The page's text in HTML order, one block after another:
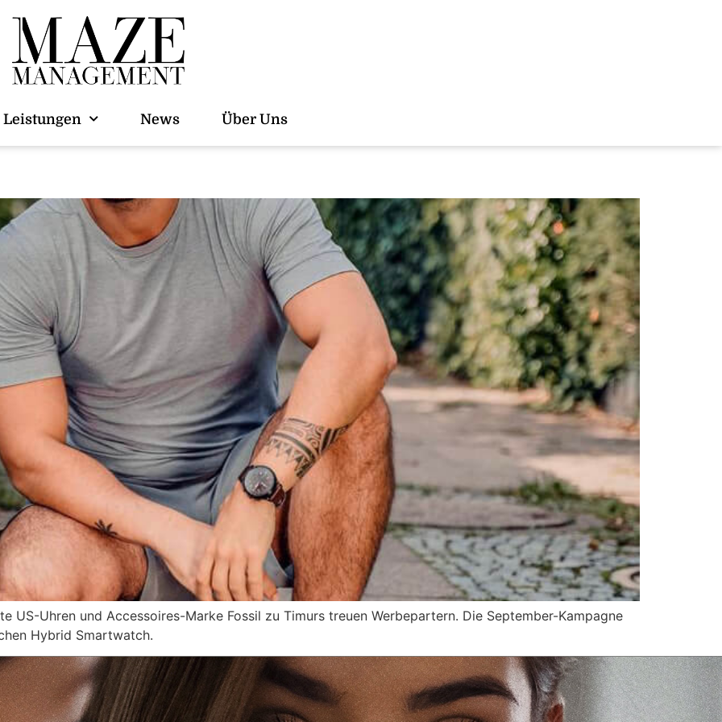
Leistungen News Über Uns
US-Uhren und Accessoires-Marke Fossil zu Timurs treuen Werbepartern. Die September-Kampagne
Hybrid Smartwatch.